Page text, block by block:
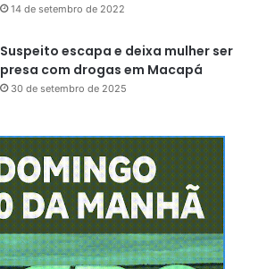
14 de setembro de 2022
Suspeito escapa e deixa mulher ser
presa com drogas em Macapá
30 de setembro de 2025